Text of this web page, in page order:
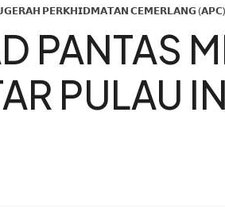
𝗣𝗘𝗥𝗞𝗛𝗜𝗗𝗠𝗔𝗧𝗔𝗡 𝗖𝗘𝗠𝗘𝗥𝗟𝗔𝗡𝗚
PANTAS
PULAU